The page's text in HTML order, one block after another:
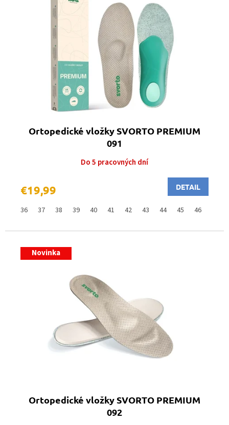
Ortopedické vložky SVORTO PREMIUM
091
Do 5 pracovných dní
€19,99 DETAIL
36 37 38 39 40 41 42 43 44 45 46
Novinka
Ortopedické vložky SVORTO PREMIUM
092